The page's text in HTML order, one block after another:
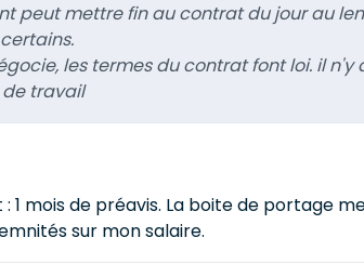
peut mettre fin au contrat du jour au
les termes du contrat font loi. il
travail
1 mois de préavis. La boite de portage
sur mon salaire.